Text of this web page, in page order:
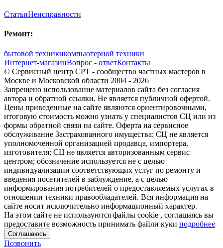
СтатьиНеисправности
Ремонт:
бытовой техникикомпьютерной техники
Интернет-магазинВопрос - ответКонтакты
© Сервисный центр СРТ - сообщество частных мастеров в
Москве и Московской области 2004 - 2026
Запрещено использование материалов сайта без согласия
автора и обратной ссылки. Не является публичной офертой.
Цены приведенные на сайте являются ориентировочными,
итоговую стоимость можно узнать у специалистов СЦ или из
формы обратной связи на сайте. Оферта на сервисное
обслуживание Застрахованного имущества: СЦ не является
уполномоченной организацией продавца, импортера,
изготовителя; СЦ не является авторизованным сервис
центром; обозначение используется не с целью
индивидуализации соответствующих услуг по ремонту и
введения посетителей в заблуждение, а с целью
информирования потребителей о предоставляемых услугах в
отношении техники правообладателей. Вся информация на
сайте носит исключительно информационный характер.
На этом сайте не используются файлы cookie , соглашаясь вы
предоставите возможность принимать файли куки подробнее
Соглашаюсь
Позвонить